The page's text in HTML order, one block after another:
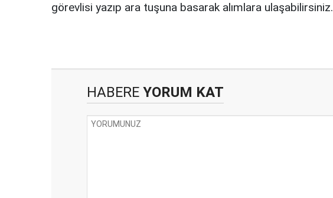
görevlisi yazıp ara tuşuna basarak alımlara ulaşabilirsiniz.
HABERE YORUM KAT